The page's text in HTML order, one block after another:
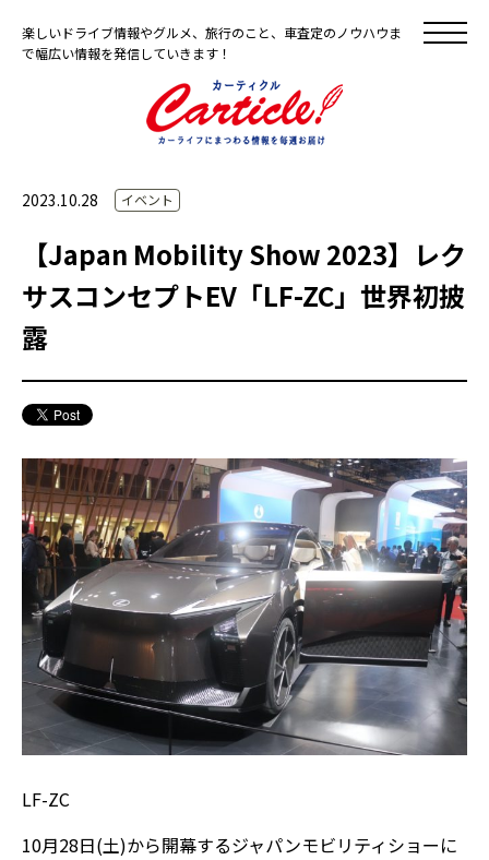
楽しいドライブ情報やグルメ、旅行のこと、車査定のノウハウま
で幅広い情報を発信していきます！
2023.10.28 イベント
【Japan Mobility Show 2023】レク
サスコンセプトEV「LF-ZC」世界初披
露
LF-ZC
10月28日(土)から開幕するジャパンモビリティショーに